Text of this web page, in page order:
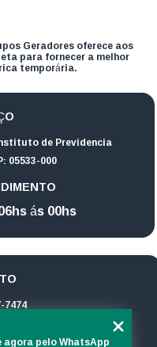
Geradores oferece aos
para fornecer a melhor
temporária.
de Previdencia
05533-000
ás 00hs
7474
agora pelo WhatsApp